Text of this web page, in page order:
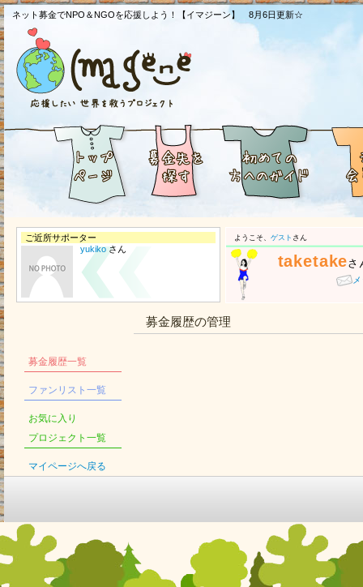
ネット募金でNPO＆NGOを応援しよう！【イマジーン】 8月6日更新☆
ご近所サポーター
yukikoさん
ようこそ、 ゲスト さん
taketakeさ
募金履歴一覧
ファンリスト一覧
お気に入り
プロジェクト一覧
マイページへ戻る
募金履歴の管理